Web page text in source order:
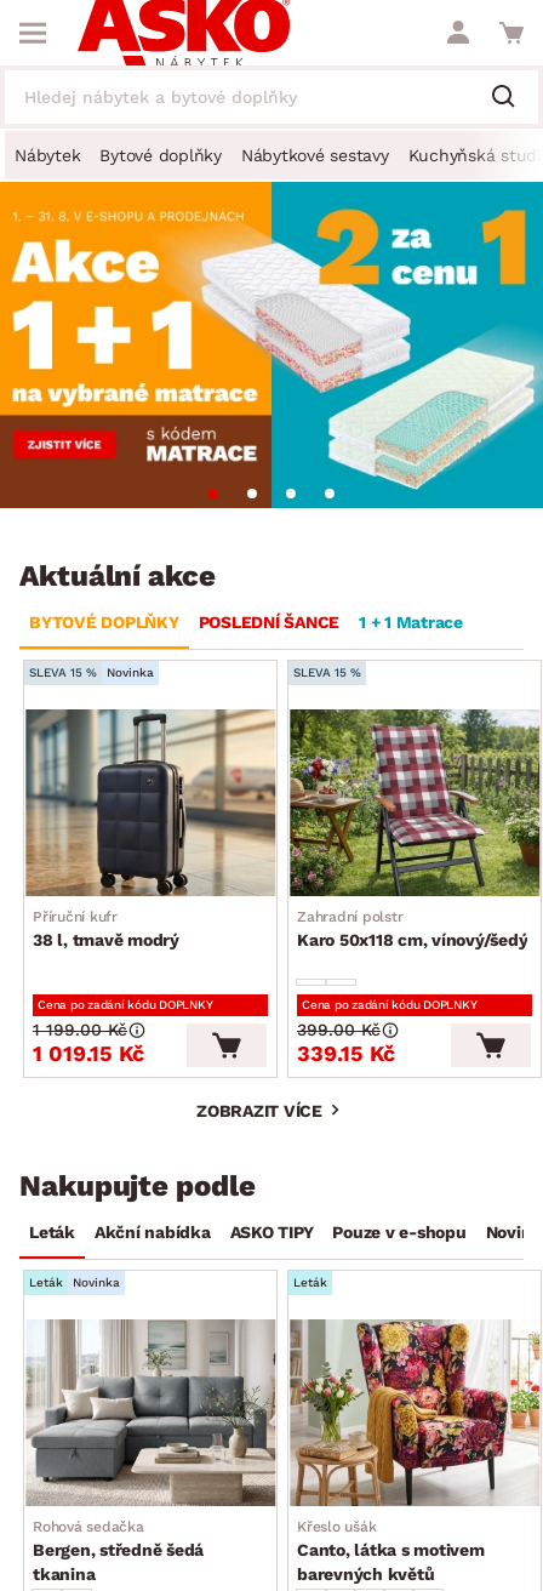
Nábytek Bytové doplňky Nábytkové sestavy Kuchyňská
Aktuální akce
BYTOVÉ DOPLŇKY POSLEDNÍ ŠANCE 1 + 1 Matrace
SLEVA 15 % Novinka
Příruční kufr
38 l, tmavě modrý
Cena po zadání kódu DOPLNKY
1 019.15 Kč
1 199.00 Kč
SLEVA 15 %
Zahradní polstr
Karo 50x118 cm, vínový/šedý
Cena po zadání kódu DOPLNKY
339.15 Kč
399.00 Kč
ZOBRAZIT VÍCE
Nakupujte podle
Leták Akční nabídka ASKO TIPY Pouze v e-shopu
Leták Novinka
Rohová sedačka
Bergen, středně šedá
tkanina
Leták
Křeslo ušák
Canto, látka s motivem
barevných květů